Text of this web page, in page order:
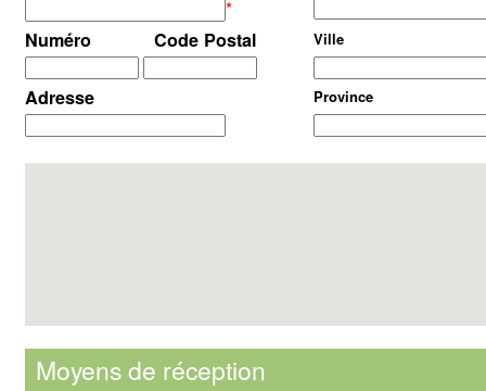
*
Numéro Code Postal Ville
Adresse Province
Moyens de réception